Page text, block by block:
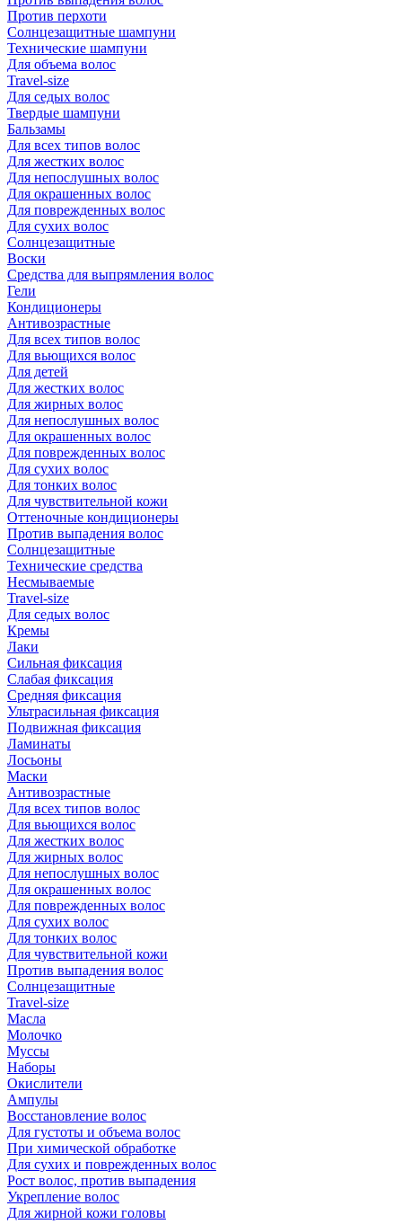
Против перхоти
Солнцезащитные шампуни
Технические шампуни
Для объема волос
Travel-size
Для седых волос
Твердые шампуни
Бальзамы
Для всех типов волос
Для жестких волос
Для непослушных волос
Для окрашенных волос
Для поврежденных волос
Для сухих волос
Солнцезащитные
Воски
Средства для выпрямления волос
Гели
Кондиционеры
Антивозрастные
Для всех типов волос
Для вьющихся волос
Для детей
Для жестких волос
Для жирных волос
Для непослушных волос
Для окрашенных волос
Для поврежденных волос
Для сухих волос
Для тонких волос
Для чувствительной кожи
Оттеночные кондиционеры
Против выпадения волос
Солнцезащитные
Технические средства
Несмываемые
Travel-size
Для седых волос
Кремы
Лаки
Сильная фиксация
Слабая фиксация
Средняя фиксация
Ультрасильная фиксация
Подвижная фиксация
Ламинаты
Лосьоны
Маски
Антивозрастные
Для всех типов волос
Для вьющихся волос
Для жестких волос
Для жирных волос
Для непослушных волос
Для окрашенных волос
Для поврежденных волос
Для сухих волос
Для тонких волос
Для чувствительной кожи
Против выпадения волос
Солнцезащитные
Travel-size
Масла
Молочко
Муссы
Наборы
Окислители
Ампулы
Восстановление волос
Для густоты и объема волос
При химической обработке
Для сухих и поврежденных волос
Рост волос, против выпадения
Укрепление волос
Для жирной кожи головы